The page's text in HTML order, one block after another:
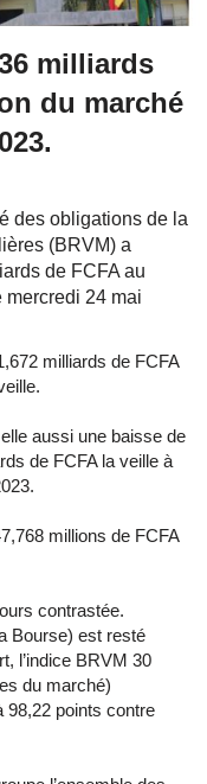
milliards
du marché
des obligations de la
(BRVM) a
de FCFA au
mercredi 24 mai
milliards de FCFA
aussi une baisse de
de FCFA la veille à
millions de FCFA
contrastée.
Bourse) est resté
l’indice BRVM 30
du marché)
98,22 points contre